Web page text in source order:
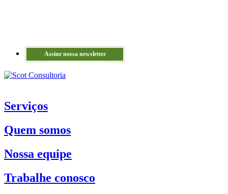
Assine nossa newsletter
Serviços
Quem somos
Nossa equipe
Trabalhe conosco